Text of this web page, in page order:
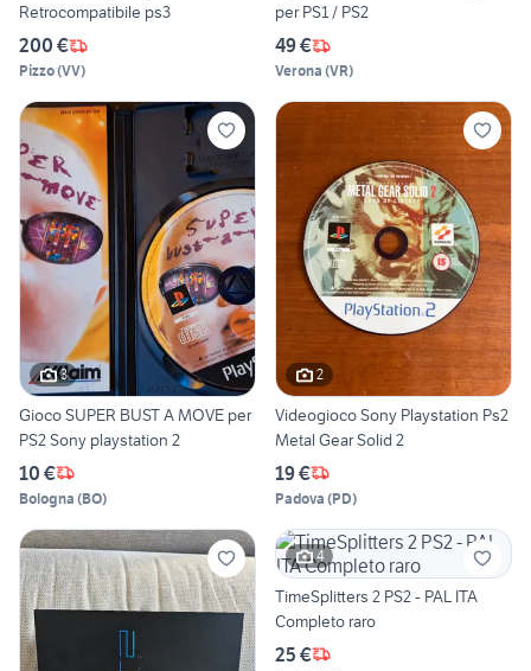
Retrocompatibile ps3
200 €
Pizzo(VV)
per PS1 / PS2
49 €
Verona (VR)
3
Gioco SUPER BUST A MOVE per
PS2 Sony playstation 2
10 €
Bologna (BO)
2
Videogioco Sony Playstation Ps2
Metal Gear Solid 2
19 €
Padova (PD)
4
TimeSplitters 2 PS2 - PAL ITA
Completo raro
25 €